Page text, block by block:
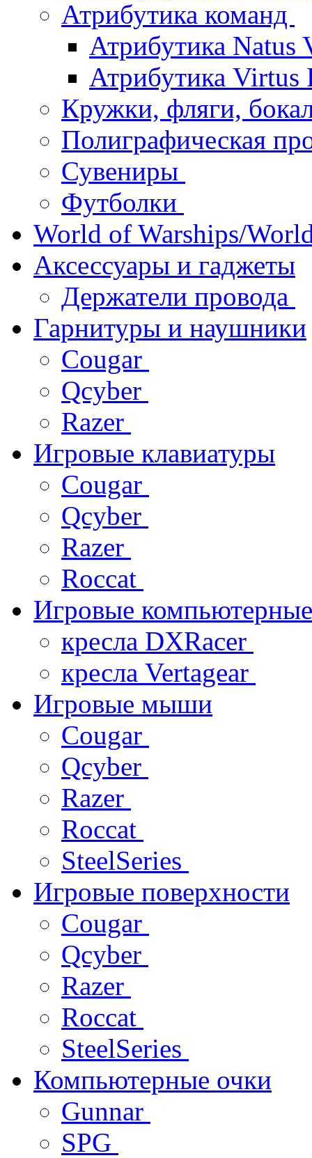
Атрибутика команд
Атрибутика Natus
Атрибутика Virtus
Кружки, фляги,
Полиграфическая
Сувениры
Футболки
World of Warships/
Аксессуары и гаджеты
Держатели провода
Гарнитуры и наушники
Cougar
Qcyber
Razer
Игровые клавиатуры
Cougar
Qcyber
Razer
Roccat
Игровые
кресла DXRacer
кресла Vertagear
Игровые мыши
Cougar
Qcyber
Razer
Roccat
SteelSeries
Игровые поверхности
Cougar
Qcyber
Razer
Roccat
SteelSeries
Компьютерные очки
Gunnar
SPG